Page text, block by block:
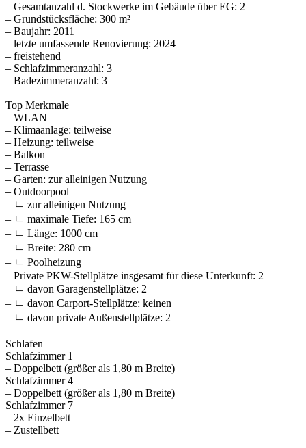
– Gesamtanzahl d. Stockwerke im Gebäude über EG: 2
– Grundstücksfläche: 300 m²
– Baujahr: 2011
– letzte umfassende Renovierung: 2024
– freistehend
– Schlafzimmeranzahl: 3
– Badezimmeranzahl: 3
Top Merkmale
– WLAN
– Klimaanlage: teilweise
– Heizung: teilweise
– Balkon
– Terrasse
– Garten: zur alleinigen Nutzung
– Outdoorpool
– ㄴ zur alleinigen Nutzung
– ㄴ maximale Tiefe: 165 cm
– ㄴ Länge: 1000 cm
– ㄴ Breite: 280 cm
– ㄴ Poolheizung
– Private PKW-Stellplätze insgesamt für diese Unterkunft: 2
– ㄴ davon Garagenstellplätze: 2
– ㄴ davon Carport-Stellplätze: keinen
– ㄴ davon private Außen­stellplätze: 2
Schlafen
Schlafzimmer 1
– Doppelbett (größer als 1,80 m Breite)
Schlafzimmer 4
– Doppelbett (größer als 1,80 m Breite)
Schlafzimmer 7
– 2x Einzelbett
– Zustellbett